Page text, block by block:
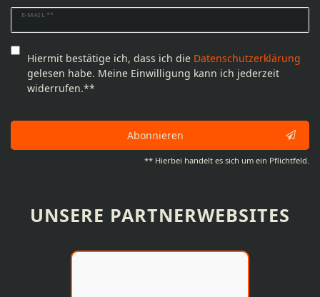
E-MAIL **
Newsletter
Honig
Hiermit bestätige ich, dass ich die Daten­schutz­erklärung
gelesen habe. Meine Einwilligung kann ich jederzeit
widerrufen.**
Abonnieren
** Hierbei handelt es sich um ein Pflichtfeld.
UNSERE PARTNERWEBSITES